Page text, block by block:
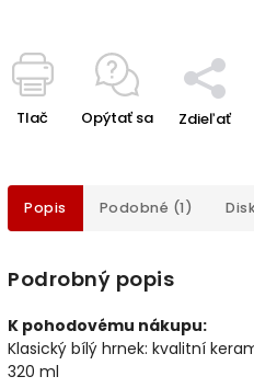
Tlač Opýtať sa Zdieľať
Popis Podobné (1)
Podrobný popis
K pohodovému nákupu:
Klasický bílý hrnek: kvalitní
320 ml